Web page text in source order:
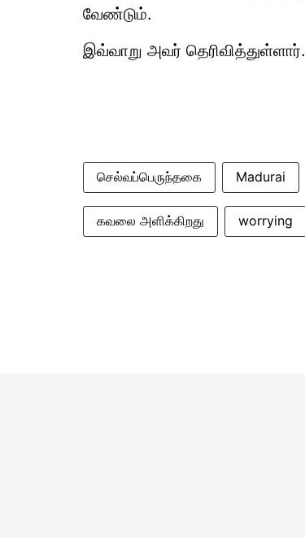
வேண்டும்.
இவ்வாறு அவர் தெரிவித்துள்ளார்.
செல்வப்பெருந்தகை Madurai
கவலை அளிக்கிறது worrying